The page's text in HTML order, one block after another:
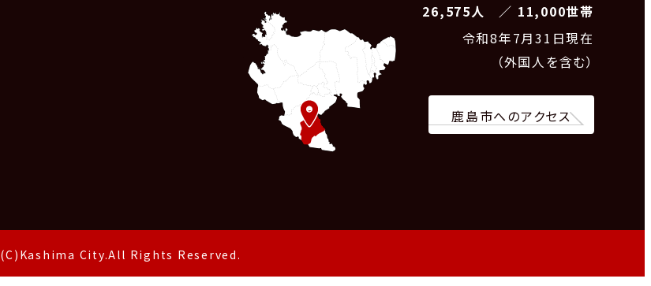
26,575人 ／ 11,000世帯
令和8年7月31日現在
（外国人を含む）
鹿島市へのアクセス
(C)Kashima City.All Rights Reserved.